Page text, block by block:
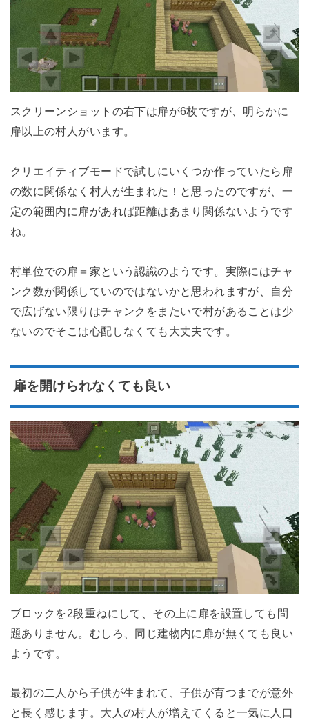
スクリーンショットの右下は扉が6枚ですが、明らかに
扉以上の村人がいます。
クリエイティブモードで試しにいくつか作っていたら扉
の数に関係なく村人が生まれた！と思ったのですが、一
定の範囲内に扉があれば距離はあまり関係ないようです
ね。
村単位での扉＝家という認識のようです。実際にはチャ
ンク数が関係していのではないかと思われますが、自分
で広げない限りはチャンクをまたいで村があることは少
ないのでそこは心配しなくても大丈夫です。
扉を開けられなくても良い
ブロックを2段重ねにして、その上に扉を設置しても問
題ありません。むしろ、同じ建物内に扉が無くても良い
ようです。
最初の二人から子供が生まれて、子供が育つまでが意外
と長く感じます。大人の村人が増えてくると一気に人口